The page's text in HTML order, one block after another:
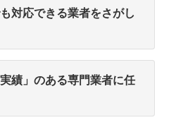
対応できる業者をさがし
績」のある専門業者に任